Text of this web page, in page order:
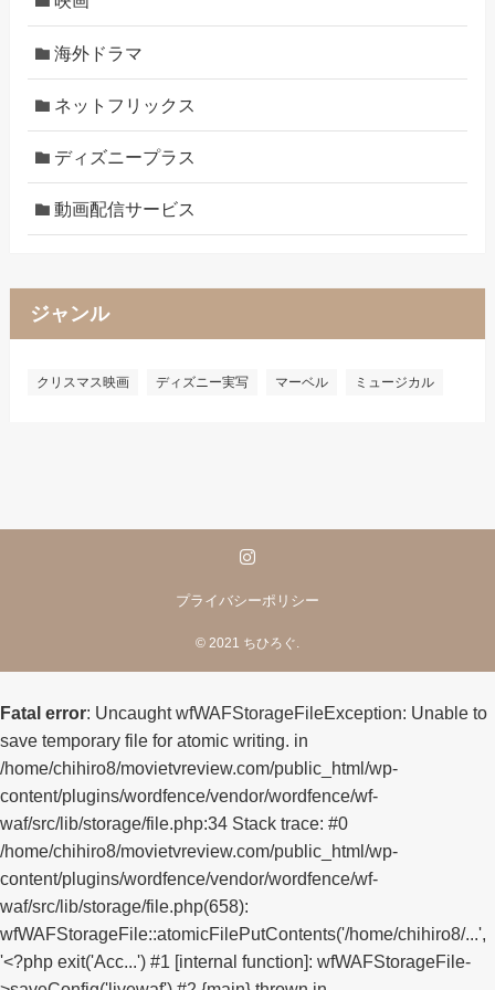
海外ドラマ
ネットフリックス
ディズニープラス
動画配信サービス
ジャンル
クリスマス映画 ディズニー実写 マーベル ミュージカル
プライバシーポリシー
© 2021 ちひろぐ.
Fatal error: Uncaught wfWAFStorageFileException: Unable to
save temporary file for atomic writing. in
/home/chihiro8/movietvreview.com/public_html/wp-
content/plugins/wordfence/vendor/wordfence/wf-
waf/src/lib/storage/file.php:34 Stack trace: #0
/home/chihiro8/movietvreview.com/public_html/wp-
content/plugins/wordfence/vendor/wordfence/wf-
waf/src/lib/storage/file.php(658):
wfWAFStorageFile::atomicFilePutContents('/home/chihiro8/...',
'<?php exit('Acc...') #1 [internal function]: wfWAFStorageFile-